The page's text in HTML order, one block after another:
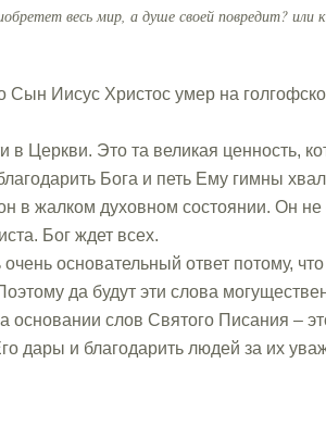
весь мир, а душе своей повредит? или
Сын Иисус Христос умер на
Церкви. Это та великая ценность,
Бога и петь Ему гимны
в жалком духовном состоянии. Он
Бог ждет всех.
основательный ответ потому,
да будут эти слова
слов Святого Писания –
дары и благодарить людей за их